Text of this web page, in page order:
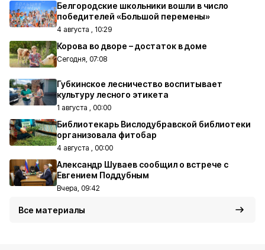
Белгородские школьники вошли в число
победителей «Большой перемены»
4 августа , 10:29
Корова во дворе – достаток в доме
Сегодня, 07:08
Губкинское лесничество воспитывает
культуру лесного этикета
1 августа , 00:00
Библиотекарь Вислодубравской библиотеки
организовала фитобар
4 августа , 00:00
Александр Шуваев сообщил о встрече с
Евгением Поддубным
Вчера, 09:42
Все материалы